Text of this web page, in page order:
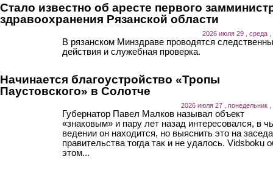
Стало известно об аресте первого
здравоохранения Рязанской области
2026 июля 29 , среда ,
В рязанском Минздраве проводятся
действия и служебная проверка.
Начинается благоустройство «Тропы
Паустовского» в Солотче
2026 июля 27 , понедельник ,
Губернатор Павел Малков называл объект
«знаковым» и пару лет назад интересовался, в
ведении он находится, но выяснить это на
правительства тогда так и не удалось. Vidsboku
этом...